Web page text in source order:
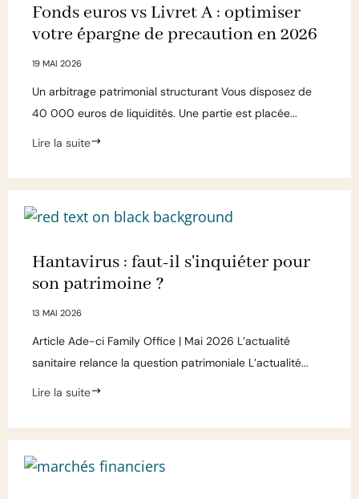
Fonds euros vs Livret A : optimiser
votre épargne de precaution en 2026
19 MAI 2026
Un arbitrage patrimonial structurant Vous disposez de
40 000 euros de liquidités. Une partie est placée...
Lire la suite
Hantavirus : faut-il s'inquiéter pour
son patrimoine ?
13 MAI 2026
Article Ade-ci Family Office | Mai 2026 L’actualité
sanitaire relance la question patrimoniale L’actualité...
Lire la suite